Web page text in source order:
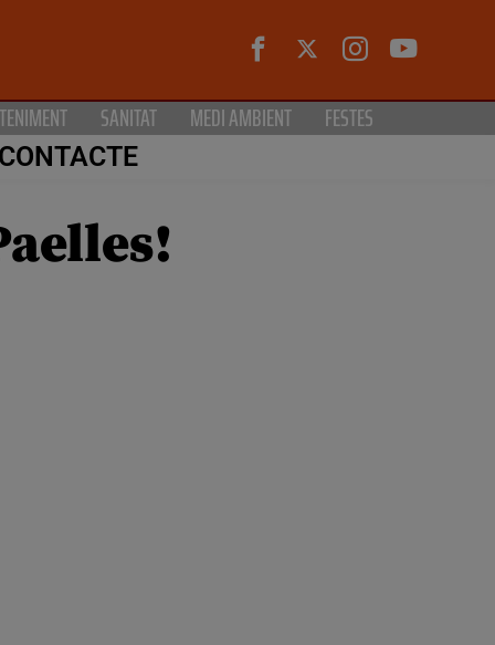
SANITAT MEDI AMBIENT FESTES
CONTACTE